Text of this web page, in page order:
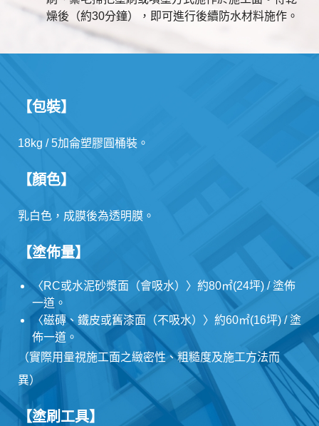
燥後（約30分鐘），即可進行後續防水材料施作。
【包裝】
18kg / 5加侖塑膠圓桶裝。
【顏色】
乳白色，成膜後為透明膜。
【塗佈量】
〈RC或水泥砂漿面（會吸水）〉約80㎡(24坪) / 塗佈
一道。
〈磁磚、鐵皮或舊漆面（不吸水）〉約60㎡(16坪) / 塗
佈一道。
（實際用量視施工面之緻密性、粗糙度及施工方法而
異）
【塗刷工具】